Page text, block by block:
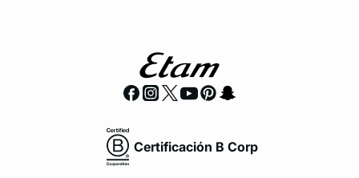
Certificación B Corp